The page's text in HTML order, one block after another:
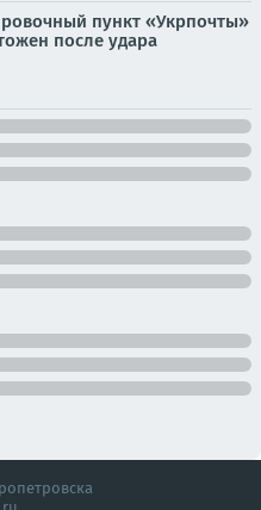
пункт «Укрпочты»
после удара